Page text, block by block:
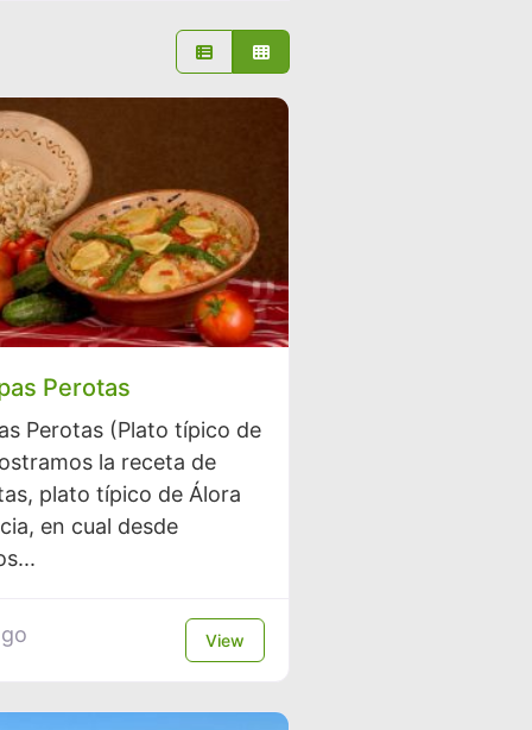
Perotas
Perotas (Plato típico de
la receta de
plato típico de Álora
en cual desde
View